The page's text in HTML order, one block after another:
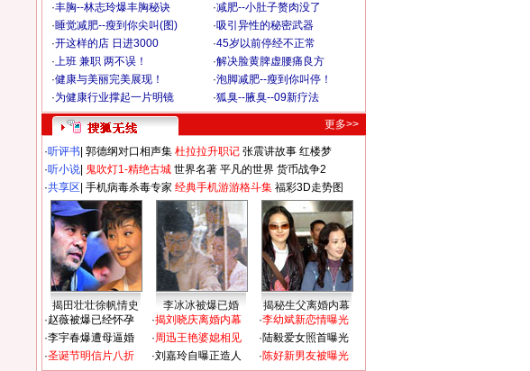
·丰胸--林志玲爆丰胸秘诀 ·减肥--小肚子赘肉没了
·睡觉减肥--瘦到你尖叫(图) ·吸引异性的秘密武器
·开这样的店 日进3000 ·45岁以前停经不正常
·上班 兼职 两不误！ ·解决脸黄脾虚腰痛良方
·健康与美丽完美展现！ ·泡脚减肥--瘦到你叫停！
·为健康行业撑起一片明镜 ·狐臭--腋臭--09新疗法
更多>>
·听评书 郭德纲对口相声集 杜拉拉升职记 张震讲故事 红楼梦
·听小说 鬼吹灯1-精绝古城 世界名著 平凡的世界 货币战争2
·共享区 手机病毒杀毒专家 经典手机游游格斗集 福彩3D走势图
揭田壮壮徐帆情史 李冰冰被爆已婚
揭秘生父离婚内幕
·赵薇被爆已经怀孕
·李宇春爆遭母逼婚
·圣诞节明信片八折
·揭刘晓庆离婚内幕
·周迅王艳婆媳相见
·刘嘉玲自曝正造人
·李幼斌新恋情曝光
·陆毅爱女照首曝光
·陈好新男友被曝光